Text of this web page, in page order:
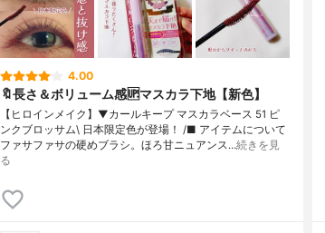
4.00
🔖長さ＆ボリューム感🆙マスカラ下地【新色】
【ヒロインメイク】▼カールキープ マスカラベース 51 ピ
ンクブロッサム\ 日本限定色が登場！ /■ アイテムについて
ファサファサの硬めブラシ。ほろ甘ニュアンス…続きを見
る